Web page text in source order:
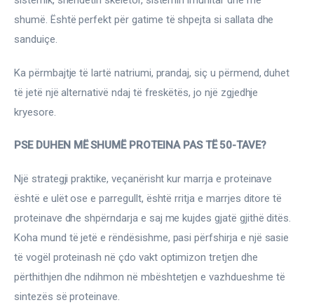
shumë. Është perfekt për gatime të shpejta si sallata dhe
sanduiçe.
Ka përmbajtje të lartë natriumi, prandaj, siç u përmend, duhet
të jetë një alternativë ndaj të freskëtës, jo një zgjedhje
kryesore.
PSE DUHEN MË SHUMË PROTEINA PAS TË 50-TAVE?
Një strategji praktike, veçanërisht kur marrja e proteinave
është e ulët ose e parregullt, është rritja e marrjes ditore të
proteinave dhe shpërndarja e saj me kujdes gjatë gjithë ditës.
Koha mund të jetë e rëndësishme, pasi përfshirja e një sasie
të vogël proteinash në çdo vakt optimizon tretjen dhe
përthithjen dhe ndihmon në mbështetjen e vazhdueshme të
sintezës së proteinave.